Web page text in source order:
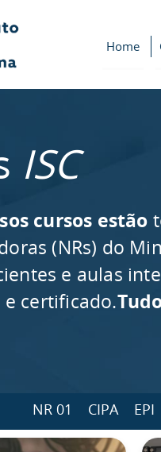
Home
ISC
cursos estão
(NRs) do
e aulas
certificado.
NR 01 CIPA EPI